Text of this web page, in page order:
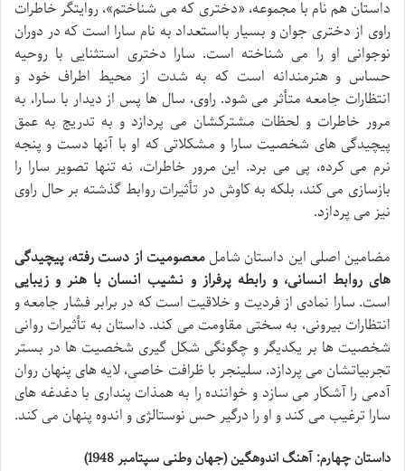
داستان هم نام با مجموعه، «دختری که می شناختم»، روایتگر خاطرات
راوی از دختری جوان و بسیار بااستعداد به نام سارا است که در دوران
نوجوانی او را می شناخته است. سارا دختری استثنایی با روحیه
حساس و هنرمندانه است که به شدت از محیط اطراف خود و
انتظارات جامعه متأثر می شود. راوی، سال ها پس از دیدار با سارا، به
مرور خاطرات و لحظات مشترکشان می پردازد و به تدریج به عمق
پیچیدگی های شخصیت سارا و مشکلاتی که او با آنها دست و پنجه
نرم می کرده، پی می برد. این مرور خاطرات، نه تنها تصویر سارا را
بازسازی می کند، بلکه به کاوش در تأثیرات روابط گذشته بر حال راوی
نیز می پردازد.
مضامین اصلی این داستان شاملمعصومیت از دست رفته، پیچیدگی
های روابط انسانی، و رابطه پرفراز و نشیب انسان با هنر و زیبایی
است. سارا نمادی از فردیت و خلاقیت است که در برابر فشار جامعه و
انتظارات بیرونی، به سختی مقاومت می کند. داستان به تأثیرات روانی
شخصیت ها بر یکدیگر و چگونگی شکل گیری شخصیت ها در بستر
تجربیاتشان می پردازد. سلینجر با ظرافت خاصی، لایه های پنهان روان
آدمی را آشکار می سازد و خواننده را به همذات پنداری با دغدغه های
سارا ترغیب می کند و او را درگیر حس نوستالژی و اندوه پنهان می کند.
داستان چهارم: آهنگ اندوهگین (جهان وطنى سپتامبر 1948)